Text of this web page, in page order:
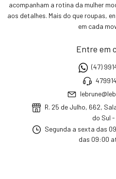
acompanham a rotina da mulher
aos detalhes. Mais do que roupas,
em cada
Entre em
(47)
R. 25 de Julho, 662,
do Sul -
Segunda a sexta das
das 09:00